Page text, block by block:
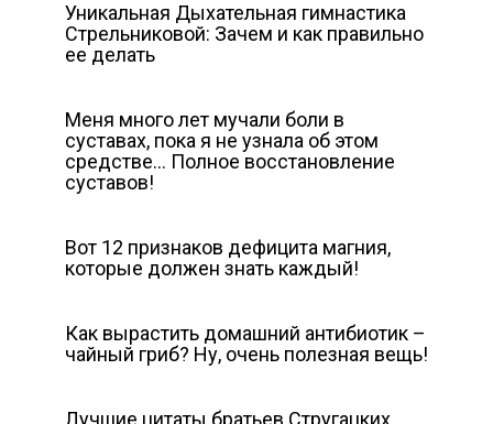
Уникальная Дыхательная гимнастика
Стрельниковой: Зачем и как правильно
ее делать
Меня много лет мучали боли в
суставах, пока я не узнала об этом
средстве… Полное восстановление
суставов!
Вот 12 признаков дефицита магния,
которые должен знать каждый!
Как вырастить домашний антибиотик –
чайный гриб? Ну, очень полезная вещь!
Лучшие цитаты братьев Стругацких,